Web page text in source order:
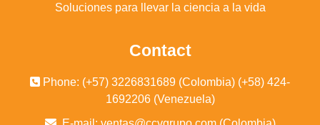
Soluciones para llevar la ciencia a la vida
Contact
Phone: (+57) 3226831689 (Colombia) (+58) 424-
1692206 (Venezuela)